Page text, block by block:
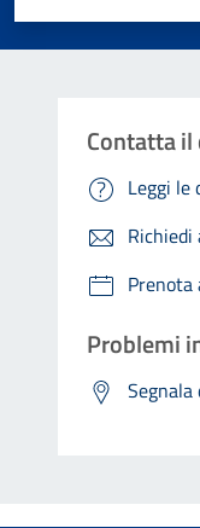
Contatta
Leggi le
Richiedi
Problemi